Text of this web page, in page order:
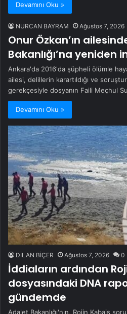
Devamını Oku »
NURCAN BAYRAM Ağustos 7, 2026
Onur Özkan’ın
Bakanlığı’na yeniden
Ankara'da 2016'da şüpheli ölümle
ailesi, delillerin karartıldığı ve
gerekçesiyle dosyanın Faili Meçhul
Devamını Oku »
DİLAN BİÇER Ağustos 7, 2026 0
İddiaların ardından
dosyasındaki DNA
gündemde
Adalet Bakanlığı'nın, Rojin Kabaiş